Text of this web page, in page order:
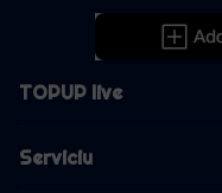
TOPUP live
Serviciu